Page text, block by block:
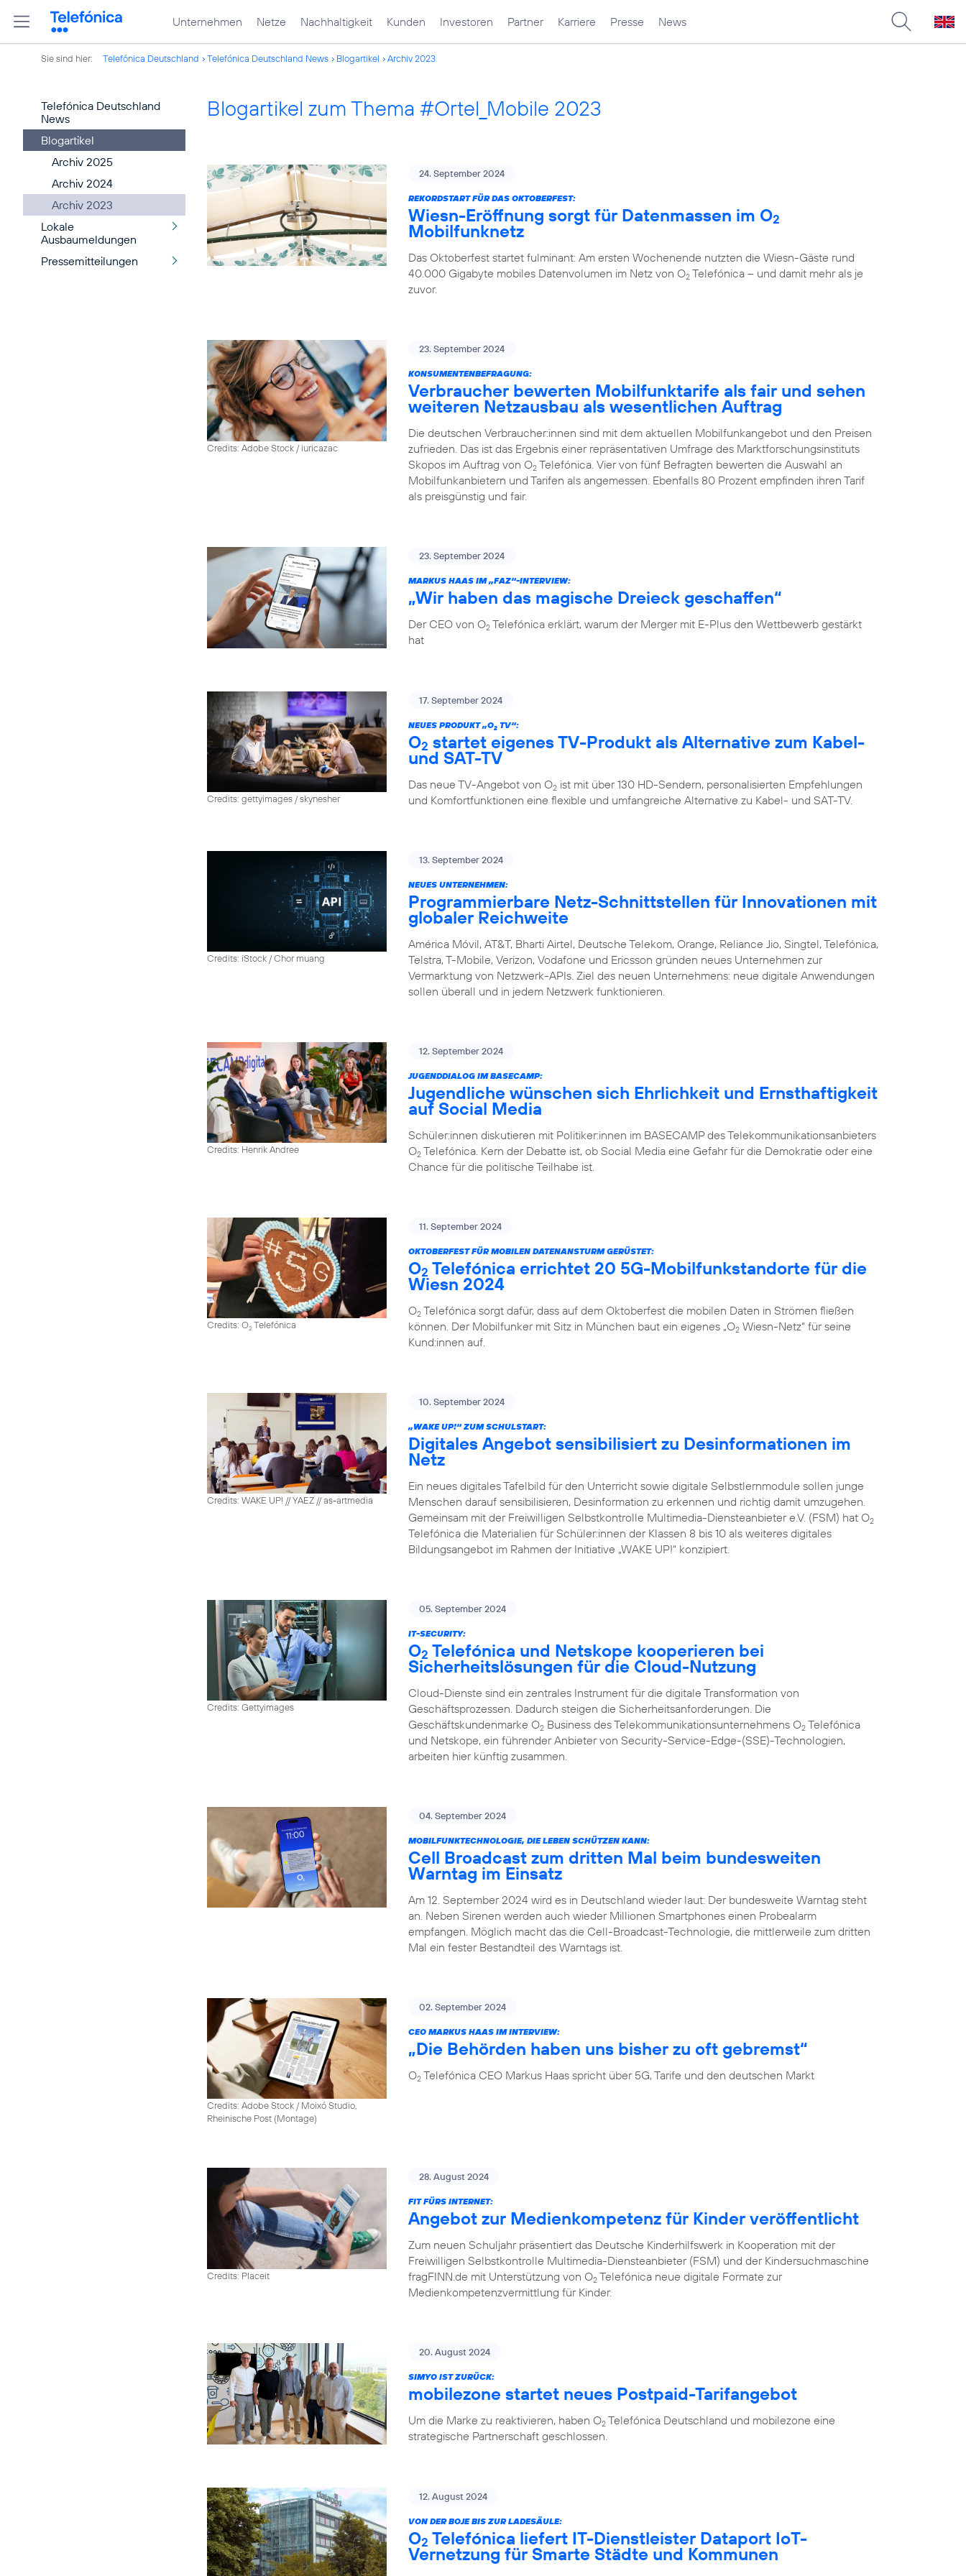
Unternehmen Netze Nachhaltigkeit Kunden Investoren Partner Karriere Presse News
Sie sind hier: Telefónica Deutschland Telefónica Deutschland News Blogartikel Archiv 2023
Telefónica Deutschland
News
Blogartikel
Archiv 2025
Archiv 2024
Archiv 2023
Lokale
Ausbaumeldungen
Pressemitteilungen
Blogartikel zum Thema #Ortel_Mobile 2023
24. September 2024
REKORDSTART FÜR DAS OKTOBERFEST:
Wiesn-Eröffnung sorgt für Datenmassen im O2
Mobilfunknetz
Das Oktoberfest startet fulminant: Am ersten Wochenende nutzten die Wiesn-Gäste rund
40.000 Gigabyte mobiles Datenvolumen im Netz von O2 Telefónica – und damit mehr als je
zuvor.
Credits: Adobe Stock / iuricazac
23. September 2024
KONSUMENTENBEFRAGUNG:
Verbraucher bewerten Mobilfunktarife als fair und sehen
weiteren Netzausbau als wesentlichen Auftrag
Die deutschen Verbraucher:innen sind mit dem aktuellen Mobilfunkangebot und den Preisen
zufrieden. Das ist das Ergebnis einer repräsentativen Umfrage des Marktforschungsinstituts
Skopos im Auftrag von O2 Telefónica. Vier von fünf Befragten bewerten die Auswahl an
Mobilfunkanbietern und Tarifen als angemessen. Ebenfalls 80 Prozent empfinden ihren Tarif
als preisgünstig und fair.
23. September 2024
MARKUS HAAS IM „FAZ“-INTERVIEW:
„Wir haben das magische Dreieck geschaffen“
Der CEO von O2 Telefónica erklärt, warum der Merger mit E-Plus den Wettbewerb gestärkt
hat
Credits: gettyimages / skynesher
17. September 2024
NEUES PRODUKT „O2 TV“:
O2 startet eigenes TV-Produkt als Alternative zum Kabel-
und SAT-TV
Das neue TV-Angebot von O2 ist mit über 130 HD-Sendern, personalisierten Empfehlungen
und Komfortfunktionen eine flexible und umfangreiche Alternative zu Kabel- und SAT-TV.
Credits: iStock / Chor muang
13. September 2024
NEUES UNTERNEHMEN:
Programmierbare Netz-Schnittstellen für Innovationen mit
globaler Reichweite
América Móvil, AT&T, Bharti Airtel, Deutsche Telekom, Orange, Reliance Jio, Singtel, Telefónica,
Telstra, T-Mobile, Verizon, Vodafone und Ericsson gründen neues Unternehmen zur
Vermarktung von Netzwerk-APIs. Ziel des neuen Unternehmens: neue digitale Anwendungen
sollen überall und in jedem Netzwerk funktionieren.
Credits: Henrik Andree
12. September 2024
JUGENDDIALOG IM BASECAMP:
Jugendliche wünschen sich Ehrlichkeit und Ernsthaftigkeit
auf Social Media
Schüler:innen diskutieren mit Politiker:innen im BASECAMP des Telekommunikationsanbieters
O2 Telefónica. Kern der Debatte ist, ob Social Media eine Gefahr für die Demokratie oder eine
Chance für die politische Teilhabe ist.
Credits: O2Telefónica
11. September 2024
OKTOBERFEST FÜR MOBILEN DATENANSTURM GERÜSTET:
O2 Telefónica errichtet 20 5G-Mobilfunkstandorte für die
Wiesn 2024
O2 Telefónica sorgt dafür, dass auf dem Oktoberfest die mobilen Daten in Strömen fließen
können. Der Mobilfunker mit Sitz in München baut ein eigenes „O2 Wiesn-Netz“ für seine
Kund:innen auf.
Credits: WAKE UP! // YAEZ // as-artmedia
10. September 2024
„WAKE UP!“ ZUM SCHULSTART:
Digitales Angebot sensibilisiert zu Desinformationen im
Netz
Ein neues digitales Tafelbild für den Unterricht sowie digitale Selbstlernmodule sollen junge
Menschen darauf sensibilisieren, Desinformation zu erkennen und richtig damit umzugehen.
Gemeinsam mit der Freiwilligen Selbstkontrolle Multimedia-Diensteanbieter e.V. (FSM) hat O2
Telefónica die Materialien für Schüler:innen der Klassen 8 bis 10 als weiteres digitales
Bildungsangebot im Rahmen der Initiative „WAKE UP!“ konzipiert.
Credits: Gettyimages
05. September 2024
IT-SECURITY:
O2 Telefónica und Netskope kooperieren bei
Sicherheitslösungen für die Cloud-Nutzung
Cloud-Dienste sind ein zentrales Instrument für die digitale Transformation von
Geschäftsprozessen. Dadurch steigen die Sicherheitsanforderungen. Die
Geschäftskundenmarke O2 Business des Telekommunikationsunternehmens O2 Telefónica
und Netskope, ein führender Anbieter von Security-Service-Edge-(SSE)-Technologien,
arbeiten hier künftig zusammen.
04. September 2024
MOBILFUNKTECHNOLOGIE, DIE LEBEN SCHÜTZEN KANN:
Cell Broadcast zum dritten Mal beim bundesweiten
Warntag im Einsatz
Am 12. September 2024 wird es in Deutschland wieder laut: Der bundesweite Warntag steht
an. Neben Sirenen werden auch wieder Millionen Smartphones einen Probealarm
empfangen. Möglich macht das die Cell-Broadcast-Technologie, die mittlerweile zum dritten
Mal ein fester Bestandteil des Warntags ist.
Credits: Adobe Stock / Moixó Studio,
Rheinische Post (Montage)
02. September 2024
CEO MARKUS HAAS IM INTERVIEW:
„Die Behörden haben uns bisher zu oft gebremst“
O2 Telefónica CEO Markus Haas spricht über 5G, Tarife und den deutschen Markt
Credits: Placeit
28. August 2024
FIT FÜRS INTERNET:
Angebot zur Medienkompetenz für Kinder veröffentlicht
Zum neuen Schuljahr präsentiert das Deutsche Kinderhilfswerk in Kooperation mit der
Freiwilligen Selbstkontrolle Multimedia-Diensteanbieter (FSM) und der Kindersuchmaschine
fragFINN.de mit Unterstützung von O2 Telefónica neue digitale Formate zur
Medienkompetenzvermittlung für Kinder.
20. August 2024
SIMYO IST ZURÜCK:
mobilezone startet neues Postpaid-Tarifangebot
Um die Marke zu reaktivieren, haben O2 Telefónica Deutschland und mobilezone eine
strategische Partnerschaft geschlossen.
12. August 2024
VON DER BOJE BIS ZUR LADESÄULE:
O2 Telefónica liefert IT-Dienstleister Dataport IoT-
Vernetzung für Smarte Städte und Kommunen